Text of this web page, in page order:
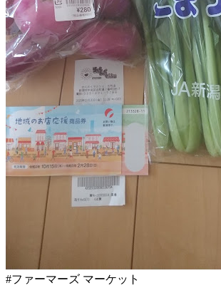
年
8
月
18
日
2022
年
月
20
日
直
売
所
ね
っ
と
#ファーマーズ マーケット